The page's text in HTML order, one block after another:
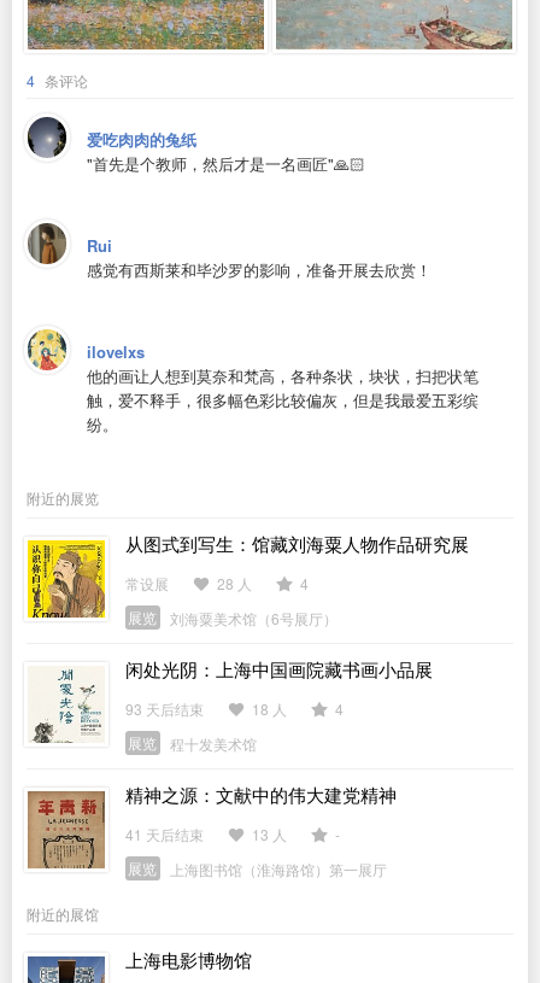
4 条评论
爱吃肉肉的兔纸
"首先是个教师，然后才是一名画匠"🙏🏻
Rui
感觉有西斯莱和毕沙罗的影响，准备开展去欣赏！
ilovelxs
他的画让人想到莫奈和梵高，各种条状，块状，扫把状笔
触，爱不释手，很多幅色彩比较偏灰，但是我最爱五彩缤
纷。
附近的展览
从图式到写生：馆藏刘海粟人物作品研究展
常设展 28 人
4
展览
刘海粟美术馆（6号展厅）
闲处光阴：上海中国画院藏书画小品展
93 天后结束 18 人
4
展览
程十发美术馆
精神之源：文献中的伟大建党精神
41 天后结束 13 人
-
展览
上海图书馆（淮海路馆）第一展厅
附近的展馆
上海电影博物馆